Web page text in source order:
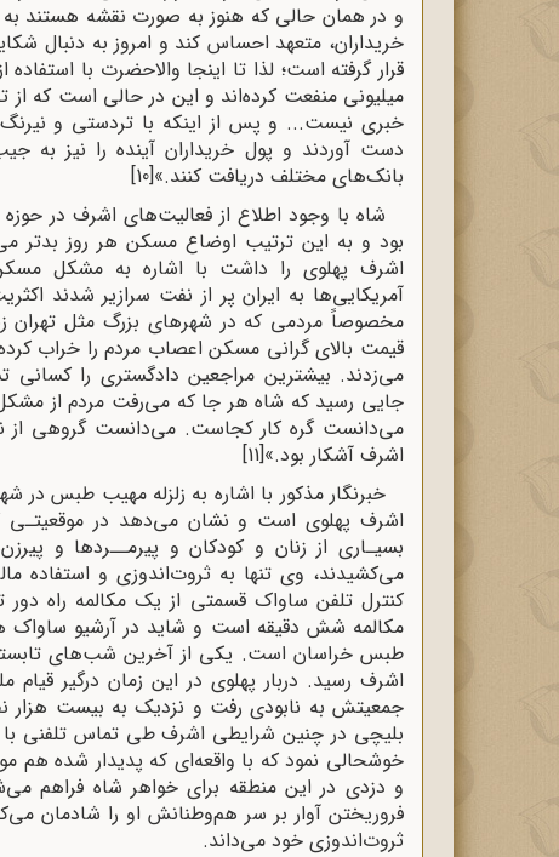
و در همان حالی که هنوز به صورت نقشه هستند
خریداران، متعهد احساس کند و امروز به دنبال
قرار گرفته است؛ لذا تا اینجا والاحضرت با
میلیونی منفعت کرده‌اند و این در حالی است که از
خبری نیست... و پس از اینکه با تردستی و نیرنگ
دست آوردند و پول خریداران آینده را نیز به
بانک‌های مختلف دریافت کنند.»[10]
شاه با وجود اطلاع از فعالیت‌های اشرف در
بود و به این ترتیب اوضاع مسکن هر روز بدتر
آمریکایی‌ها به ایران پر از نفت سرازیر شدند
مخصوصاً مردمی که در شهرهای بزرگ مثل تهران
قیمت بالای گرانی مسکن اعصاب مردم را خراب
می‌زدند. بیشترین مراجعین دادگستری را
جایی رسید که شاه هر جا که می‌رفت مردم از
می‌دانست گره کار کجاست. می‌دانست گروهی از
اشرف آشکار بود.»[11]
اشرف پهلوی است و نشان می‌دهد در موقعیتـی
بسیـاری از زنان و کودکان و پیرمــردها و
می‌کشیدند، وی تنها به ثروت‌اندوزی و استفاده
کنترل تلفن ساواک قسمتی از یک مکالمه راه
مکالمه شش دقیقه است و شاید در آرشیو ساواک
طبس خراسان است. یکی از آخرین شب‌های
اشرف رسید. دربار پهلوی در این زمان درگیر
جمعیتش به نابودی رفت و نزدیک به بیست هزار
بلیچی در چنین شرایطی اشرف طی تماس تلفنی با
خوشحالی نمود که با واقعه‌ای که پدیدار شده
و دزدی در این منطقه برای خواهر شاه فراهم
فروریختن آوار بر سر هم‌وطنانش او را شادمان
ثروت‌اندوزی خود می‌داند.